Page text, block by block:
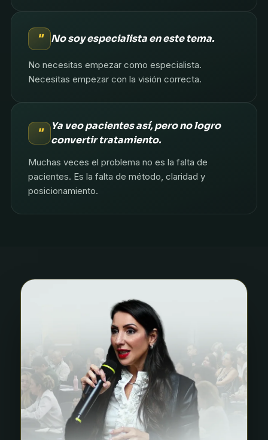
" No soy especialista en este tema.
No necesitas empezar como especialista.
Necesitas empezar con la visión correcta.
"
Ya veo pacientes así, pero no logro
convertir tratamiento.
Muchas veces el problema no es la falta de
pacientes. Es la falta de método, claridad y
posicionamiento.